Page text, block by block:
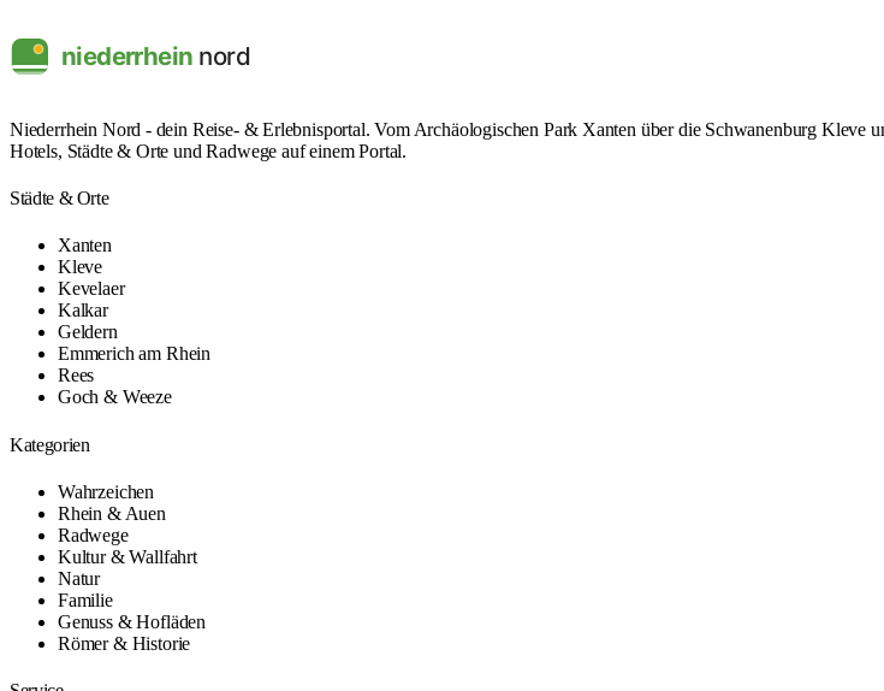
Niederrhein Nord - dein Reise- & Erlebnisportal. Vom Archäologischen Park Xanten über die Schwanenburg Kleve
Hotels, Städte & Orte und Radwege auf einem Portal.
Städte & Orte
Xanten
Kleve
Kevelaer
Kalkar
Geldern
Emmerich am Rhein
Rees
Goch & Weeze
Kategorien
Wahrzeichen
Rhein & Auen
Radwege
Kultur & Wallfahrt
Natur
Familie
Genuss & Hofläden
Römer & Historie